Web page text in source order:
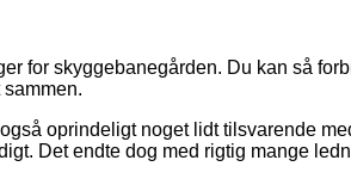
for skyggebanegården. Du kan så
oprindeligt noget lidt tilsvarende
Det endte dog med rigtig mange